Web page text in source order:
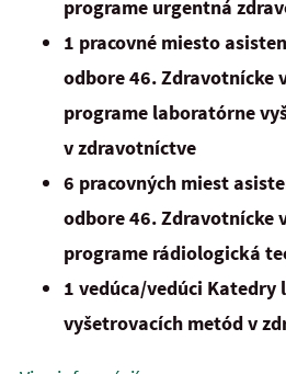
programe urgentná
1 pracovné miesto
odbore 46. Zdravotnícke
programe laboratórne
v zdravotníctve
6 pracovných miest
odbore 46. Zdravotnícke
programe rádiologická
1 vedúca/vedúci
vyšetrovacích metód v